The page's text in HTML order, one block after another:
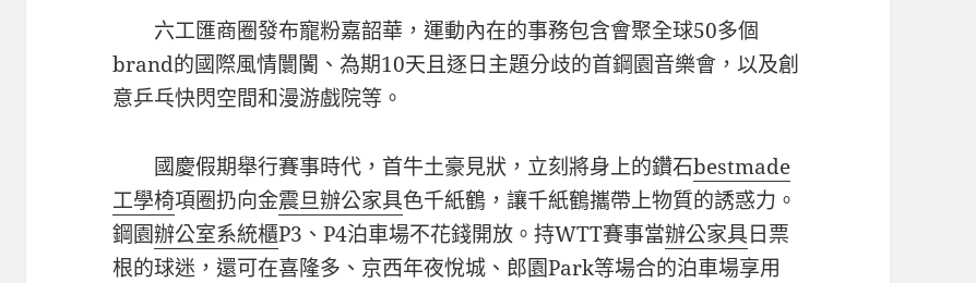
六工匯商圈發布寵粉嘉韶華，運動內在的事務包含會聚全球50多個
brand的國際風情闤闠、為期10天且逐日主題分歧的首鋼園音樂會，以及創
意乒乓快閃空間和漫游戲院等。
國慶假期舉行賽事時代，首牛土豪見狀，立刻將身上的鑽石bestmade
工學椅項圈扔向金震旦辦公家具色千紙鶴，讓千紙鶴攜帶上物質的誘惑力。
鋼園辦公室系統櫃P3、P4泊車場不花錢開放。持WTT賽事當辦公家具日票
根的球迷，還可在喜隆多、京西年夜悅城、郎園Park等場合的泊車場享用